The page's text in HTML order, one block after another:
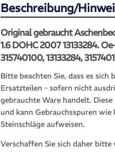
Beschreibung/
Original gebraucht
1.6 DOHC 2007 13133284.
315740100, 13133284,
Bitte beachten Sie, dass es sich
Ersatzteilen – sofern nicht
gebrauchte Ware handelt.
und kann Gebrauchsspuren
Steinschläge aufweisen.
Verschaffen Sie sich daher